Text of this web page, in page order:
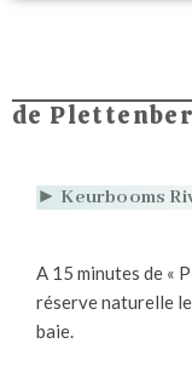
de
► Keurbooms
A 15 minutes de «
réserve naturelle le
baie.